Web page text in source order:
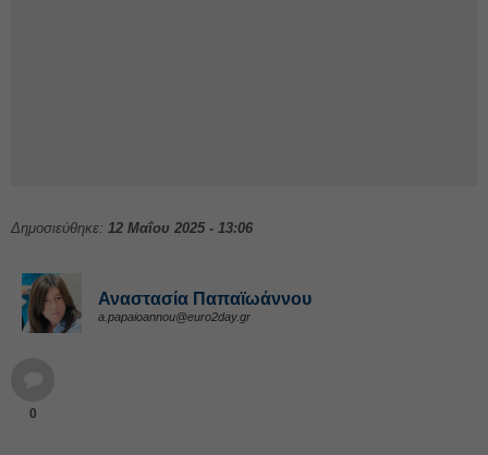
Δημοσιεύθηκε: 12 Μαΐου 2025 - 13:06
Αναστασία Παπαϊωάννου
a.papaioannou@euro2day.gr
0